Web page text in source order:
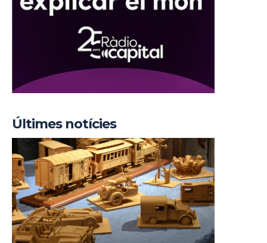
Últimes notícies